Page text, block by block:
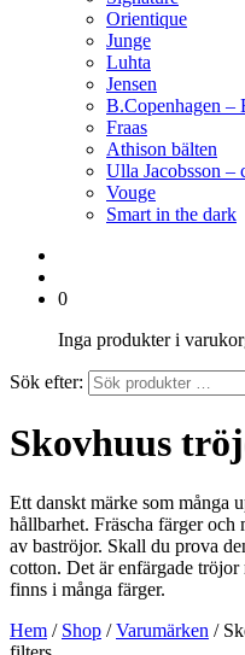
Orientique
Junge
Luhta
Jensen
B.Copenhagen –
Fraas
Athison bälten
Ulla Jacobsson –
Vouge
Smart in the dark
0
Inga produkter i
Sök efter:
Skovhuus
Ett danskt märke som många
hållbarhet. Fräscha färger och
av baströjor. Skall du prova
cotton. Det är enfärgade
finns i många färger.
Hem / Shop /Varumärken /